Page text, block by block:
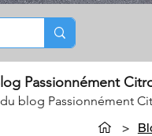
Passionnément
blog Passionnément
>